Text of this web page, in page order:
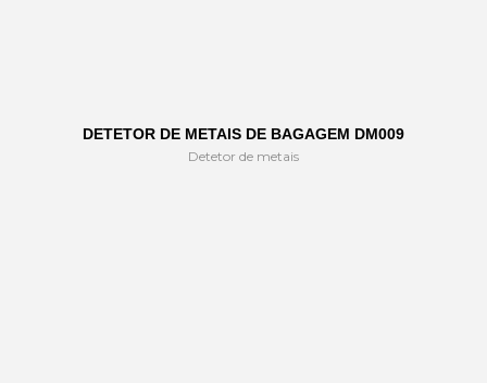
DETETOR DE METAIS DE BAGAGEM DM009
Detetor de metais